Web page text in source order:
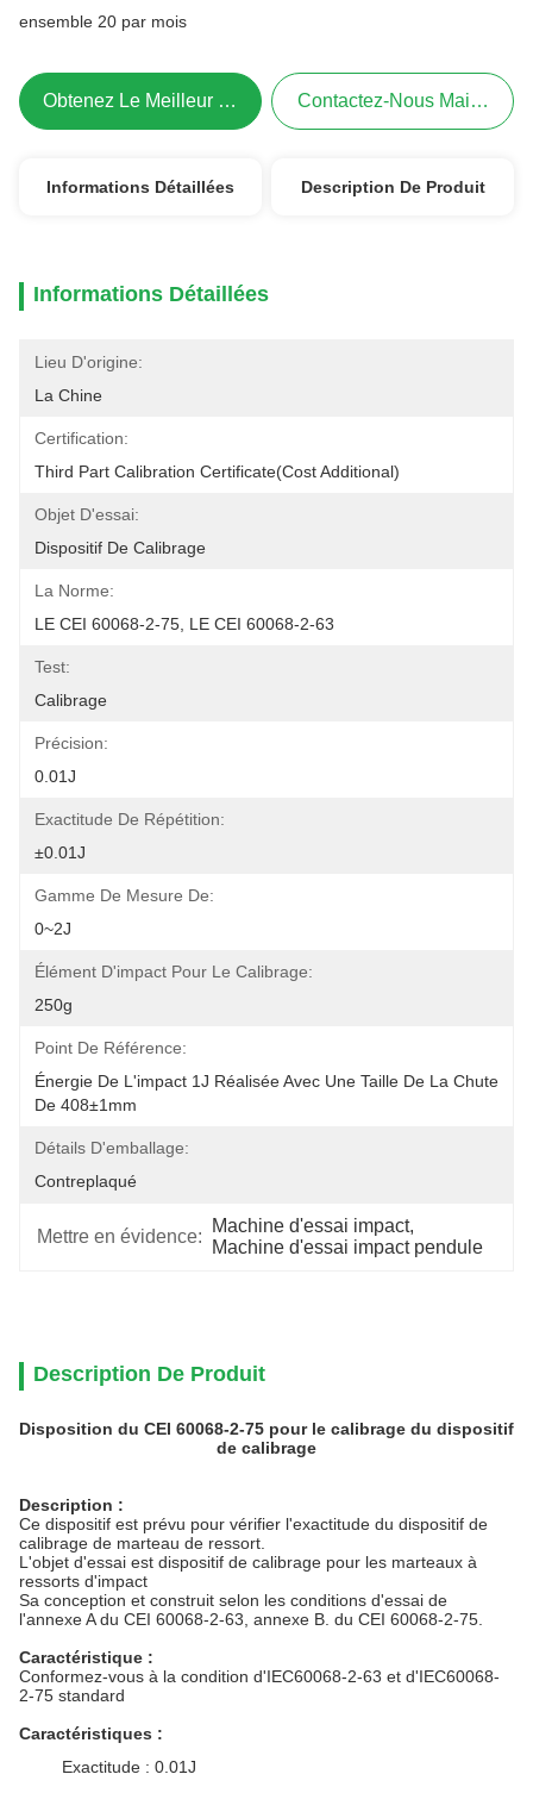
ensemble 20 par mois
Obtenez Le Meilleur Prix Contactez-Nous Maintenant
Informations Détaillées Description De Produit
Informations Détaillées
Lieu D'origine:
La Chine
Certification:
Third Part Calibration Certificate(cost Additional)
Objet D'essai:
Dispositif De Calibrage
La Norme:
LE CEI 60068-2-75, LE CEI 60068-2-63
Test:
Calibrage
Précision:
0.01J
Exactitude De Répétition:
±0.01J
Gamme De Mesure De:
0~2J
Élément D'impact Pour Le Calibrage:
250g
Point De Référence:
Énergie De L'impact 1J Réalisée Avec Une Taille De La Chute
De 408±1mm
Détails D'emballage:
Contreplaqué
Mettre en évidence:
Machine d'essai impact,
Machine d'essai impact pendule
Description De Produit
Disposition du CEI 60068-2-75 pour le calibrage du dispositif
de calibrage
Description :
Ce dispositif est prévu pour vérifier l'exactitude du dispositif de
calibrage de marteau de ressort.
L'objet d'essai est dispositif de calibrage pour les marteaux à
ressorts d'impact
Sa conception et construit selon les conditions d'essai de
l'annexe A du CEI 60068-2-63, annexe B. du CEI 60068-2-75.
Caractéristique :
Conformez-vous à la condition d'IEC60068-2-63 et d'IEC60068-
2-75 standard
Caractéristiques :
Exactitude : 0.01J